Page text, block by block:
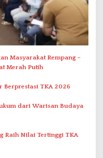
Masyarakat Rempang –
Merah Putih
Berprestasi TKA 2026
dari Warisan Budaya
Raih Nilai Tertinggi TKA